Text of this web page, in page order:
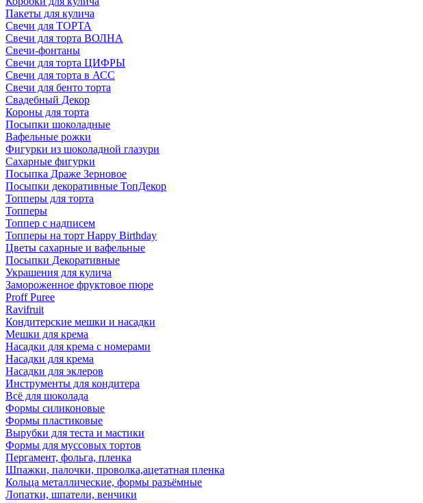
Пакеты для кулича
Свечи для ТОРТА
Свечи для торта ВОЛНА
Свечи-фонтаны
Свечи для торта ЦИФРЫ
Свечи для торта в АСС
Свечи для бенто торта
Свадебный Декор
Короны для торта
Посыпки шоколадные
Вафельные рожки
Фигурки из шоколадной глазури
Сахарные фигурки
Посыпка Драже Зерновое
Посыпки декоративные ТопДекор
Топперы для торта
Топперы
Топпер с надписем
Топперы на торт Happy Birthday
Цветы сахарные и вафельные
Посыпки Декоративные
Украшения для кулича
Замороженное фруктовое пюре
Proff Puree
Ravifruit
Кондитерские мешки и насадки
Мешки для крема
Насадки для крема с номерами
Насадки для крема
Насадки для эклеров
Инструменты для кондитера
Всё для шоколада
Формы силиконовые
Формы пластиковые
Вырубки для теста и мастики
Формы для муссовых тортов
Пергамент, фольга, пленка
Шпажки, палочки, проволка,ацетатная пленка
Кольца металлические, формы разъёмные
Лопатки, шпатели, венчики